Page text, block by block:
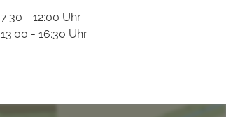
7:30 - 12:00 Uhr
13:00 - 16:30 Uhr